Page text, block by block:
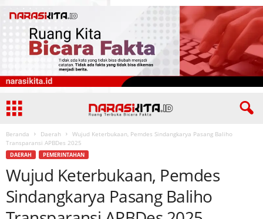
Beranda Daerah
Wujud Keterbukaan, Pemdes Sindangkarya Pasang Baliho
Transparansi APBDes 2025
DAERAH PEMERINTAHAN
Wujud Keterbukaan, Pemdes
Sindangkarya Pasang Baliho